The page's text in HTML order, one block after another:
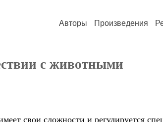
Авторы Произведения
с животными
свои сложности и регулируется